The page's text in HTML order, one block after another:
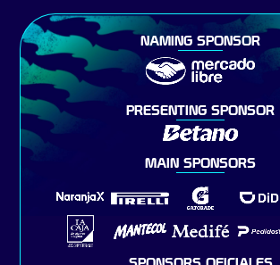
NAMING SPONSOR
PRESENTING SPONSOR
MAIN SPONSORS